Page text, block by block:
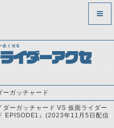
あくせる
イダーアクセ
ーガッチャード
ダーガッチャード VS 仮面ライダー
EPISODE1』(2023年11月5日配信